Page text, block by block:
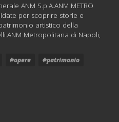
ANM S.p.A.ANM METRO
per scoprire storie e
artistico della
Metropolitana di Napoli,
#opere
#patrimonio